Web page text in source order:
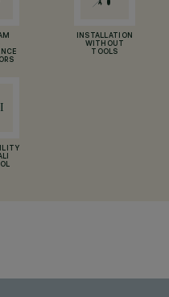
INSTALLATION
WITHOUT
TOOLS